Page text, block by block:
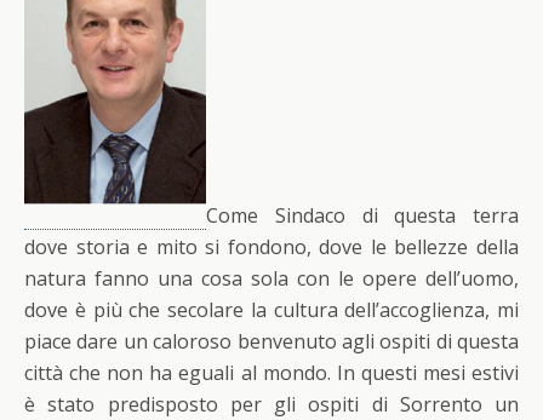
Come Sindaco di questa terra
dove storia e mito si fondono, dove le bellezze della
natura fanno una cosa sola con le opere dell’uomo,
dove è più che secolare la cultura dell’accoglienza, mi
piace dare un caloroso benvenuto agli ospiti di questa
città che non ha eguali al mondo. In questi mesi estivi
è stato predisposto per gli ospiti di Sorrento un